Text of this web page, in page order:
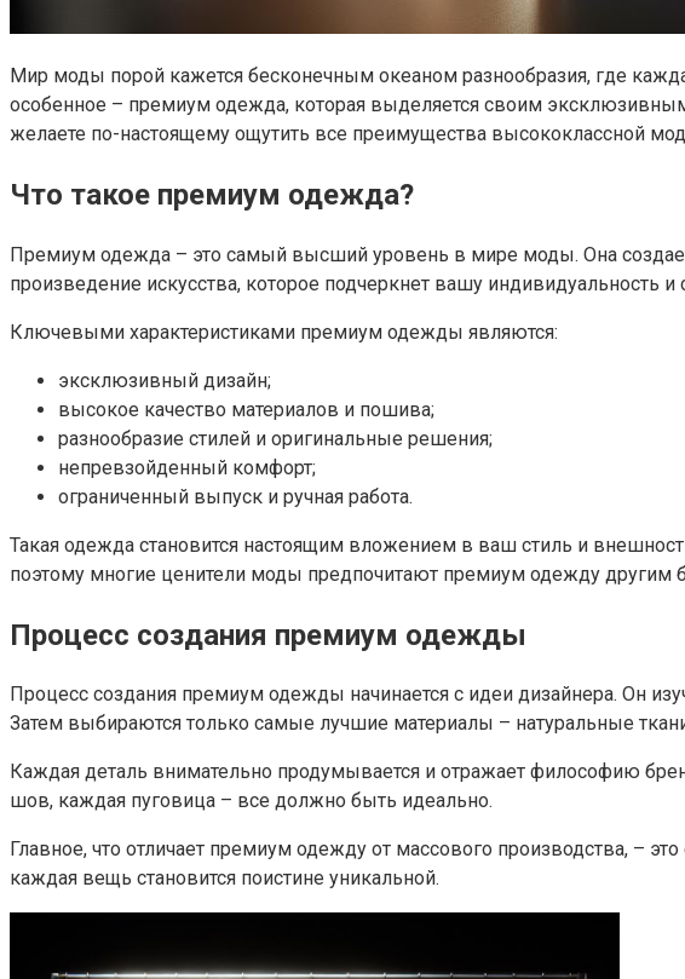
Мир моды порой кажется бесконечным океаном разнообразия, где
особенное – премиум одежда, которая выделяется своим
желаете по-настоящему ощутить все преимущества высококлассной
Что такое премиум одежда?
Премиум одежда – это самый высший уровень в мире моды. Она
произведение искусства, которое подчеркнет вашу индивидуальность и
Ключевыми характеристиками премиум одежды являются:
эксклюзивный дизайн;
высокое качество материалов и пошива;
разнообразие стилей и оригинальные решения;
непревзойденный комфорт;
ограниченный выпуск и ручная работа.
Такая одежда становится настоящим вложением в ваш стиль и
поэтому многие ценители моды предпочитают премиум одежду другим
Процесс создания премиум одежды
Процесс создания премиум одежды начинается с идеи дизайнера. Он
Затем выбираются только самые лучшие материалы – натуральные
Каждая деталь внимательно продумывается и отражает философию
шов, каждая пуговица – все должно быть идеально.
Главное, что отличает премиум одежду от массового производства, –
каждая вещь становится поистине уникальной.